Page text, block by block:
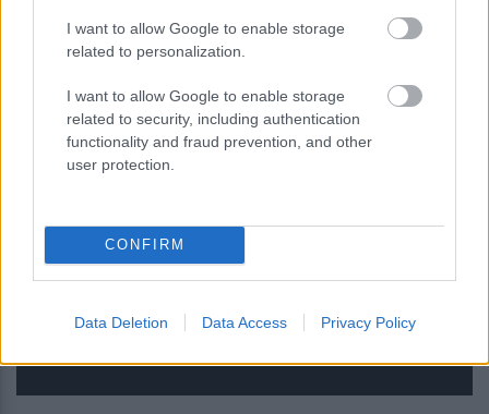
I want to allow Google to enable storage
related to personalization.
I want to allow Google to enable storage
related to security, including authentication
functionality and fraud prevention, and other
user protection.
CONFIRM
Data Deletion Data Access Privacy Policy
Κουίζ: Πόσο καλά γνωρίζετε την
ελληνική μυθολογία; Μπορείτε να
κάνετε το 3 στα 3;